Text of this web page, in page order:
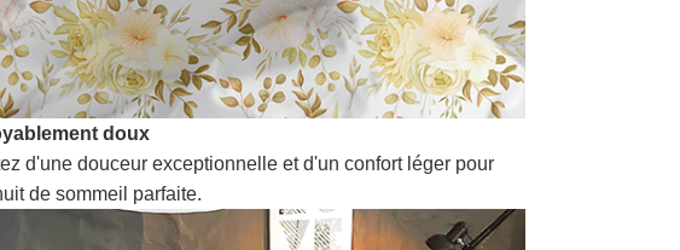
doux
d'une douceur exceptionnelle et d'un confort léger pour
de sommeil parfaite.